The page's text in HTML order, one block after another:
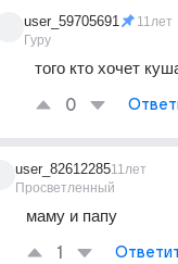
user_59705691
Гуру
11лет
того кто хочет
0
user_82612285
Просветленный
11лет
маму и папу
1